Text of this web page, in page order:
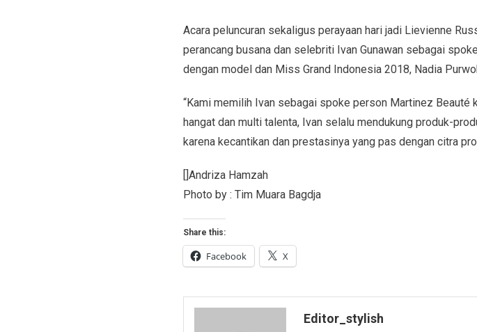
Acara peluncuran sekaligus perayaan hari jadi Lievienne
perancang busana dan selebriti Ivan Gunawan sebagai
dengan model dan Miss Grand Indonesia 2018, Nadia
“Kami memilih Ivan sebagai spoke person Martinez Beauté
hangat dan multi talenta, Ivan selalu mendukung produk-
karena kecantikan dan prestasinya yang pas dengan citra
[]Andriza Hamzah
Photo by : Tim Muara Bagdja
Share this:
Facebook X
Editor_stylish